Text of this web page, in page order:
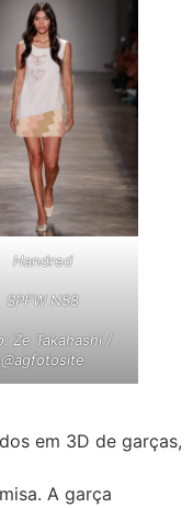
Handred
SPFW N58
Ze Takahashi /
@agfotosite
em 3D de garças,
A garça